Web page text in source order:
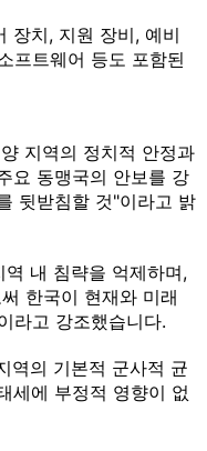
장치, 지원 장비, 예비
프트웨어 등도 포함된
지역의 정치적 안정과
요 동맹국의 안보를 강
뒷받침할 것"이라고 밝
내 침략을 억제하며,
한국이 현재와 미래
라고 강조했습니다.
역의 기본적 군사적 균
세에 부정적 영향이 없